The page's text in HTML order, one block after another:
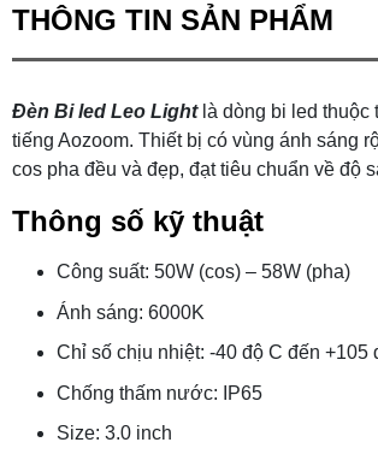
THÔNG TIN SẢN PHẨM
Đèn Bi led Leo Lightlà dòng bi led thuộc
tiếng Aozoom. Thiết bị có vùng ánh sáng
cos pha đều và đẹp, đạt tiêu chuẩn về độ
Thông số kỹ thuật
Công suất: 50W (cos) – 58W (pha)
Ánh sáng: 6000K
Chỉ số chịu nhiệt: -40 độ C đến +105
Chống thấm nước: IP65
Size: 3.0 inch